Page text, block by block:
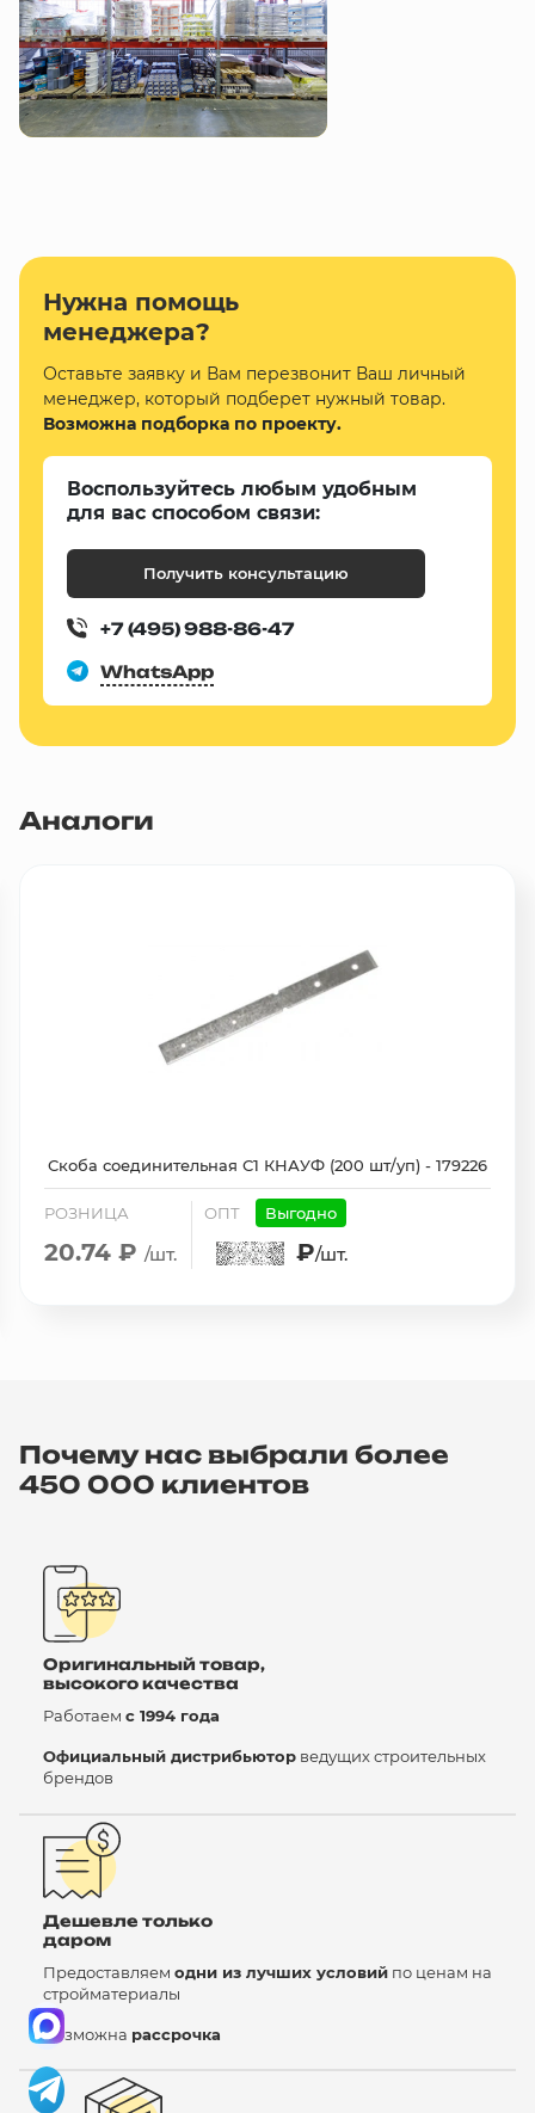
Нужна помощь
менеджера?
Оставьте заявку и Вам перезвонит Ваш личный
менеджер, который подберет нужный товар.
Возможна подборка по проекту.
Воспользуйтесь любым удобным
для вас способом связи:
Получить консультацию
+7 (495) 988-86-47
WhatsApp
Аналоги
Скоба соединительная С1 КНАУФ (200 шт/уп) - 179226
РОЗНИЦА
20.74 ₽ /шт.
ОПТ Выгодно
₽/шт.
Почему нас выбрали более
450 000 клиентов
Оригинальный товар,
высокого качества
Работаем с 1994 года
Официальный дистрибьютор ведущих строительных
брендов
Дешевле только
даром
Предоставляем одни из лучших условий по ценам на
стройматериалы
Возможна рассрочка